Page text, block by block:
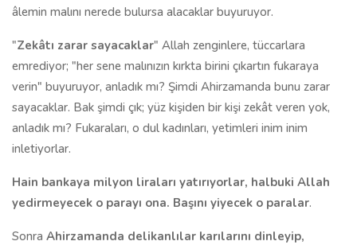
âlemin malını nerede bulursa alacaklar buyuruyor.
"Zekâtı zarar sayacaklar" Allah zenginlere, tüccarlara
emrediyor; "her sene malınızın kırkta birini çıkartın fukaraya
verin" buyuruyor, anladık mı? Şimdi Ahirzamanda bunu zarar
sayacaklar. Bak şimdi çık; yüz kişiden bir kişi zekât veren yok,
anladık mı? Fukaraları, o dul kadınları, yetimleri inim inim
inletiyorlar.
Hain bankaya milyon liraları yatırıyorlar, halbuki Allah
yedirmeyecek o parayı ona. Başını yiyecek o paralar.
Sonra Ahirzamanda delikanlılar karılarını dinleyip,